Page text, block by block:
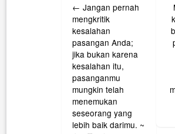
navigation
← Jangan pernah
mengkritik
kesalahan
pasangan Anda;
jika bukan karena
kesalahan itu,
pasanganmu
mungkin telah
menemukan
seseorang yang
lebih baik darimu. ~